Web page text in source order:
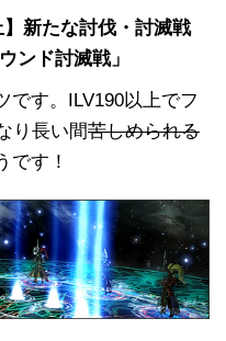
】新たな討伐・討滅戦
ンド討滅戦」
です。ILV190以上でフ
り長い間苦しめられる
です！